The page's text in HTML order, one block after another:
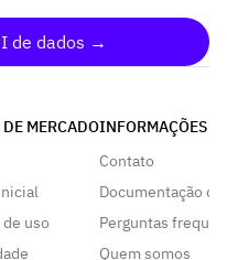
de dados →
MERCADO
uso
INFORMAÇÕES
Contato
Documentação da
Perguntas
Quem somos